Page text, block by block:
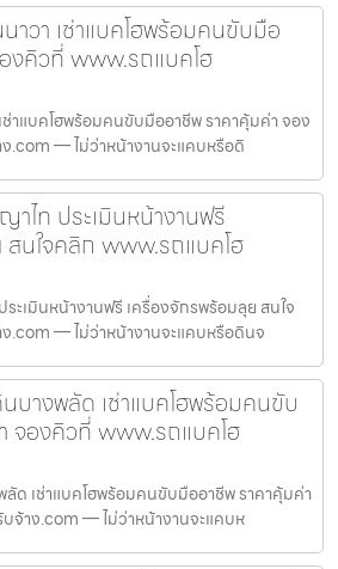
าวา เช่าแบคโฮพร้อมคนขับมือ
งคิวที่ www.รถแบคโฮ
าแบคโฮพร้อมคนขับมืออาชีพ ราคาคุ้มค่า จอง
.com — ไม่ว่าหน้างานจะแคบหรือดิ
าไท ประเมินหน้างานฟรี
นใจคลิก www.รถแบคโฮ
ะเมินหน้างานฟรี เครื่องจักรพร้อมลุย สนใจ
.com — ไม่ว่าหน้างานจะแคบหรือดินจ
บางพลัด เช่าแบคโฮพร้อมคนขับ
จองคิวที่ www.รถแบคโฮ
ด เช่าแบคโฮพร้อมคนขับมืออาชีพ ราคาคุ้มค่า
จ้าง.com — ไม่ว่าหน้างานจะแคบห